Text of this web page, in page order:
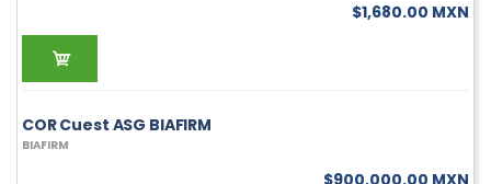
$1,680.00 MXN
COR Cuest ASG BIAFIRM
BIAFIRM